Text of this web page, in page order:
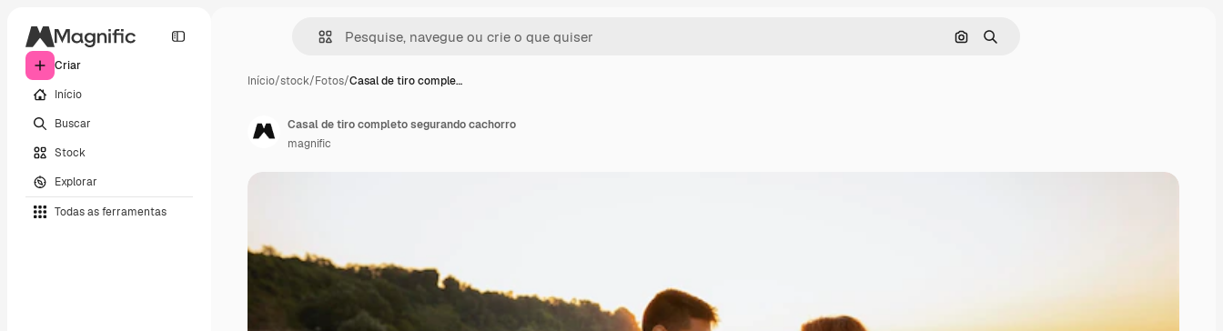
Criar
Início
Buscar
Stock
Explorar
Todas as ferramentas
Pesquisar por imagem
Buscar
Início/stock/Fotos/Casal de tiro comple…
Casal de tiro completo segurando cachorro
magnific